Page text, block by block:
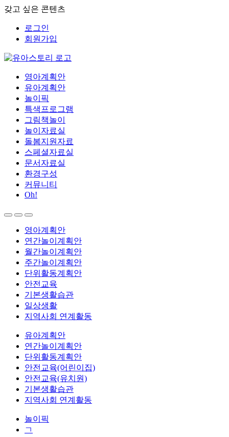
갖고 싶은 콘텐츠
로그인
회원가입
영아계획안
유아계획안
놀이픽
특색프로그램
그림책놀이
놀이자료실
돌봄지원자료
스페셜자료실
문서자료실
환경구성
커뮤니티
Oh!
영아계획안
연간놀이계획안
월간놀이계획안
주간놀이계획안
단위활동계획안
안전교육
기본생활습관
일상생활
지역사회 연계활동
유아계획안
연간놀이계획안
단위활동계획안
안전교육(어린이집)
안전교육(유치원)
기본생활습관
지역사회 연계활동
놀이픽
ㄱ